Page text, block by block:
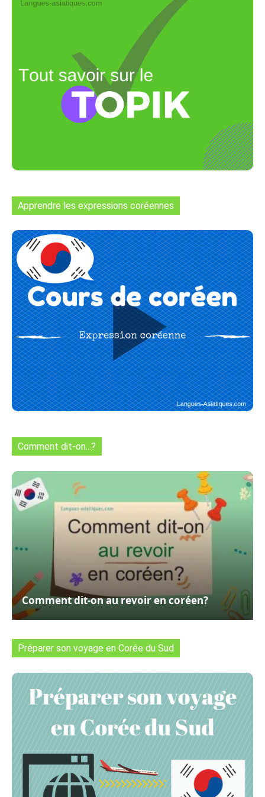
Apprendre les expressions coréennes
Comment dit-on...?
Comment dit-on au revoir en coréen?
Préparer son voyage en Corée du Sud